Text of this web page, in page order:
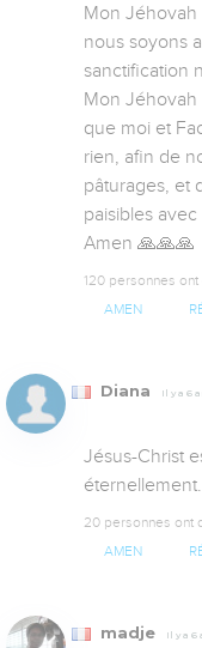
Mon Jéhovah
nous soyons
sanctification
Mon Jéhovah
que moi et
rien, afin de
pâturages, et
paisibles
Amen 🙏🙏🙏
120 personnes
AMEN
Diana Il y a 6
Jésus-Christ
éternellement.
20 personnes ont
AMEN
madje Il y a 6